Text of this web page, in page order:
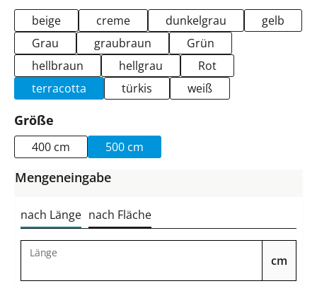
beige creme dunkelgrau
gelb
Grau
graubraun
Grün
hellbraun
hellgrau
Rot
terracotta
türkis weiß
Größe
400 cm 500 cm
Mengeneingabe
nach Länge nach Fläche
Länge
cm